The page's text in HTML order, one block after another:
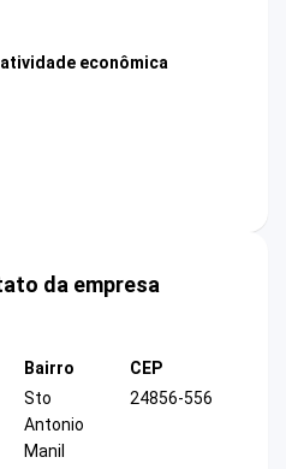
econômica
da empresa
Bairro
Sto
Antonio
Manil
CEP
24856-556